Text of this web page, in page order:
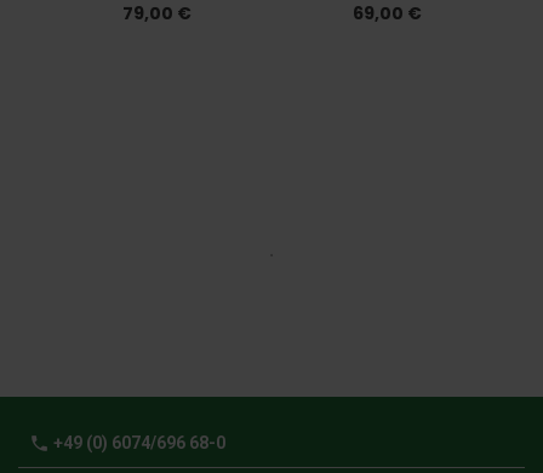
79,00 € 69,00 €
phone +49 (0) 6074/696 68-0